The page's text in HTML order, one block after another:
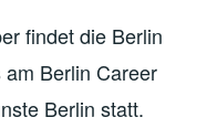
findet die Berlin
Berlin Career
Berlin statt.